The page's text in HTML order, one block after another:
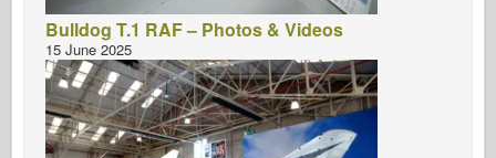
Bulldog T.1 RAF – Photos & Videos
15 June 2025